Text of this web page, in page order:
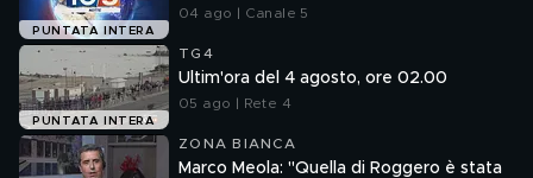
PUNTATA INTERA
04 ago | Canale 5
PUNTATA INTERA
TG4
Ultim'ora del 4 agosto, ore 02.00
05 ago | Rete 4
ZONA BIANCA
Marco Meola: "Quella di Roggero è stata